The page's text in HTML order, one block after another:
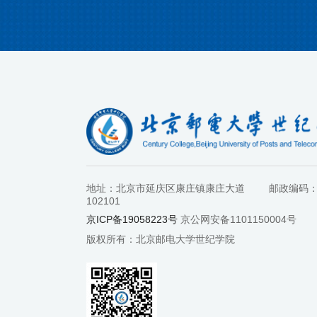
地址：北京市延庆区康庄镇康庄大道
邮政编码
102101
京ICP备19058223号 京公网安备1101150004号
版权所有：北京邮电大学世纪学院